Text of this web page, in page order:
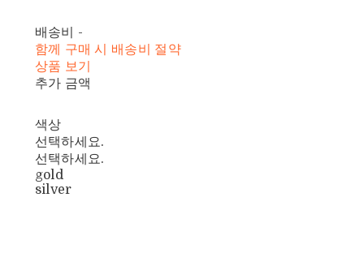
배송비 -
함께 구매 시 배송비 절약
상품 보기
추가 금액
색상
선택하세요.
선택하세요.
gold
silver